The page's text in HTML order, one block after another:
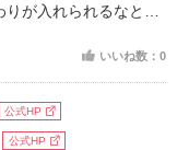
が入れられるなと感
いいね数：0
公式HP
公式HP